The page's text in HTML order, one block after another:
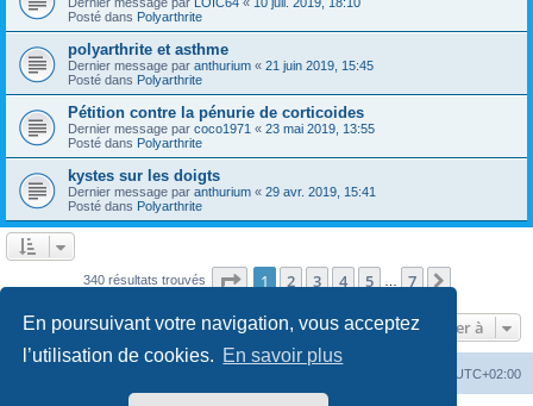
En poursuivant votre navigation, vous acceptez
l’utilisation de cookies. En savoir plus
Posté dans Polyarthrite
polyarthrite et asthme
Dernier message par anthurium « 21 juin 2019, 15:45
Posté dans Polyarthrite
Pétition contre la pénurie de corticoides
Dernier message par coco1971 « 23 mai 2019, 13:55
Posté dans Polyarthrite
kystes sur les doigts
Dernier message par anthurium « 29 avr. 2019, 15:41
Posté dans Polyarthrite
340 résultats trouvés Page 1sur7
1 2 3 4 5 7
Aller à
UTC+02:00